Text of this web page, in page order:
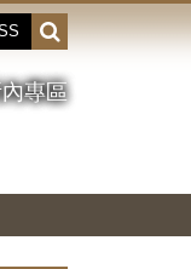
開
啟
或
收
專區
圖
結